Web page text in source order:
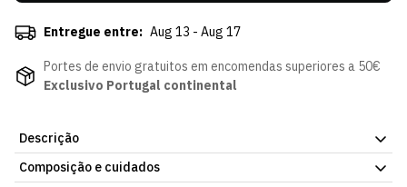
Entregue entre: Aug 13 - Aug 17
Portes de envio gratuitos em encomendas superiores a 50€
Exclusivo Portugal continental
Descrição
Representa o Sporting CP com a Camisa Otherwise
Composição e cuidados